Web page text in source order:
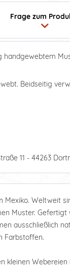
Frage zum
Beidseitig
11 - 44263
Mexiko. Weltweit
Muster. Gefertigt
ausschließlich
Farbstoffen.
kleinen Webereien